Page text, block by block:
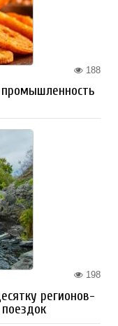
188
промышленность
198
регионов-